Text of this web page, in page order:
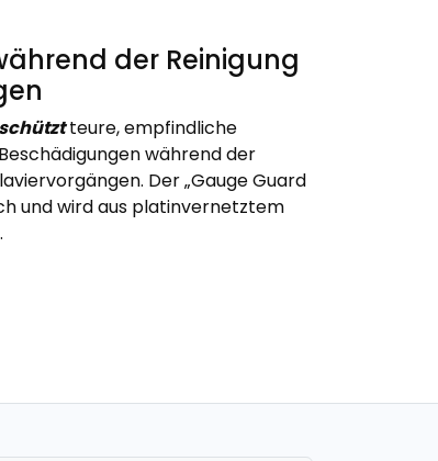
der Reinigung
schütztteure, empfindliche
während der
Der „Gauge Guard
und wird aus platinvernetztem